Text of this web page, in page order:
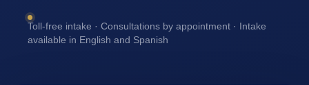
Toll-free intake · Consultations by appointment · Intake
available in English and Spanish